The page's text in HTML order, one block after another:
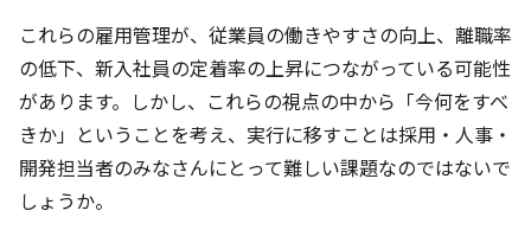
これらの雇用管理が、従業員の働きやすさの向上、離職率
の低下、新入社員の定着率の上昇につながっている可能性
があります。しかし、これらの視点の中から「今何をすべ
きか」ということを考え、実行に移すことは採用・人事・
開発担当者のみなさんにとって難しい課題なのではないで
しょうか。